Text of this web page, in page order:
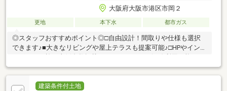
大阪府大阪市港区市岡２
更地 本下水 都市ガス
◎スタッフおすすめポイント◎□自由設計！間取りや仕様も選択
できます♪■大きなリビングや屋上テラスも提案可能♪□HPやインス
クセス便利♪□並列駐車２台も可能！こだわりをお聞かせください
♪■周辺お買い物施設多数♪□三先幼稚園♪磯路小学校♪港南中学校♪■
住宅ローンでお悩みの方もプロにお任せ下さい♪□７ARC公式LINE
建築条件付土地